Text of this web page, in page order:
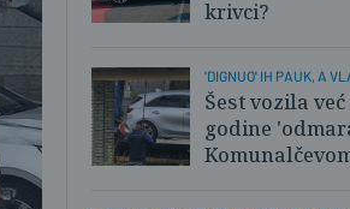
krivci?
'DIGNUO' IH PAUK, A
Šest vozila
godine